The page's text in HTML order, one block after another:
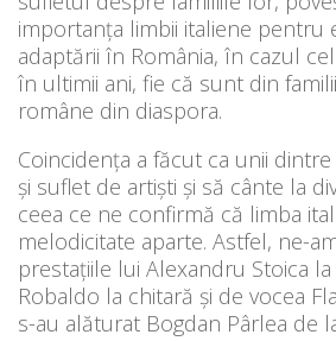
importanţa limbii italiene pentru
adaptării în România, în cazul
în ultimii ani, fie că sunt din
române din diaspora.
Coincidenţa a făcut ca unii
şi suflet de artişti şi să cânte la
ceea ce ne confirmă că limba
melodicitate aparte. Astfel, ne-
prestaţiile lui Alexandru Stoica la
Robaldo la chitară şi de vocea
s-au alăturat Bogdan Pârlea de